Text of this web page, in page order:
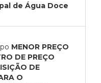
de Água Doce
MENOR PREÇO
DE PREÇO
DE
O